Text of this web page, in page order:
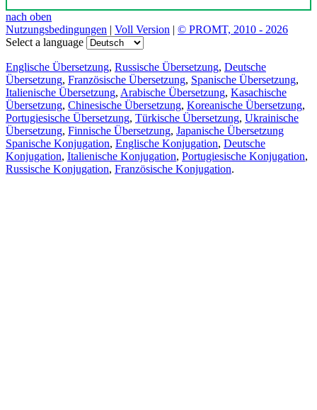
nach oben
Nutzungsbedingungen | Voll Version | © PROMT, 2010 - 2026
Select a language
Englische Übersetzung, Russische Übersetzung, Deutsche
Übersetzung, Französische Übersetzung, Spanische Übersetzung,
Italienische Übersetzung, Arabische Übersetzung, Kasachische
Übersetzung, Chinesische Übersetzung, Koreanische Übersetzung,
Portugiesische Übersetzung, Türkische Übersetzung, Ukrainische
Übersetzung, Finnische Übersetzung, Japanische Übersetzung
Spanische Konjugation, Englische Konjugation, Deutsche
Konjugation, Italienische Konjugation, Portugiesische Konjugation,
Russische Konjugation, Französische Konjugation.